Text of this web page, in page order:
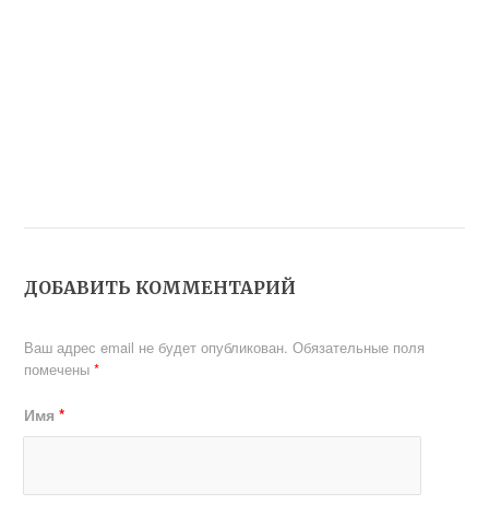
ДОБАВИТЬ КОММЕНТАРИЙ
Ваш адрес email не будет опубликован. Обязательные поля
помечены*
Имя*